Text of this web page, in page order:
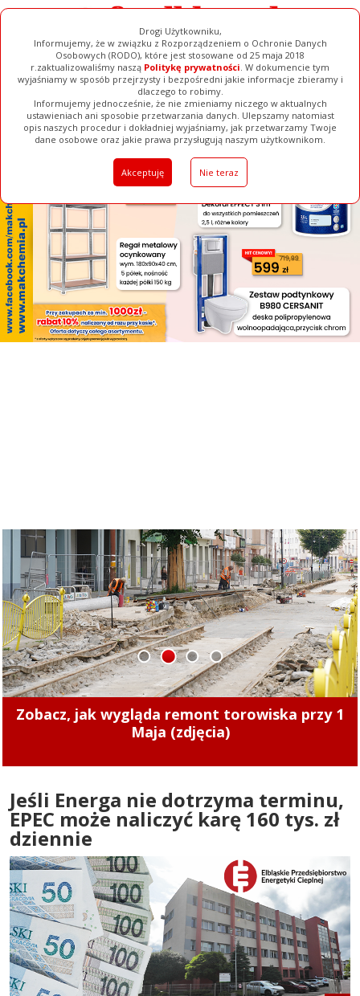
Drogi Użytkowniku,
Informujemy, że w związku z Rozporządzeniem o Ochronie Danych
Osobowych (RODO), które jest stosowane od 25 maja 2018
r.zaktualizowaliśmy naszą Politykę prywatności. W dokumencie tym
wyjaśniamy w sposób przejrzysty i bezpośredni jakie informacje zbieramy i
dlaczego to robimy.
Informujemy jednocześnie, że nie zmieniamy niczego w aktualnych
ustawieniach ani sposobie przetwarzania danych. Ulepszamy natomiast
opis naszych procedur i dokładniej wyjaśniamy, jak przetwarzamy Twoje
dane osobowe oraz jakie prawa przysługują naszym użytkownikom.
Akceptuję Nie teraz
[ ZAMKNIJ ]
Ogłoszenia Filmy Galerie Baza Firm Pełna Wersja
Zmiany cen ciepła w Elblągu. Nowe stawki
zaczęły obowiązywać od 1 sierpnia 2026 r.
1 2 3 4
Jeśli Energa nie dotrzyma terminu,
EPEC może naliczyć karę 160 tys. zł
dziennie